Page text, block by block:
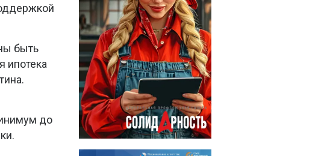
быть
ипотека
до